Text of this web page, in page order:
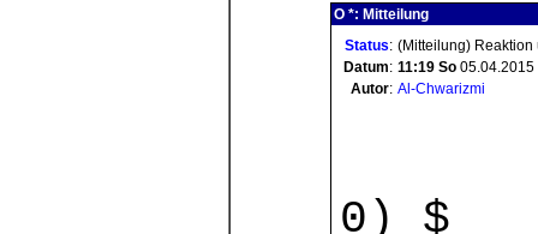
O *: Mitteilung
Status: (Mitteilung)
Datum: 11:19 So 05.04.2015
Autor: Al-Chwarizmi
0) $